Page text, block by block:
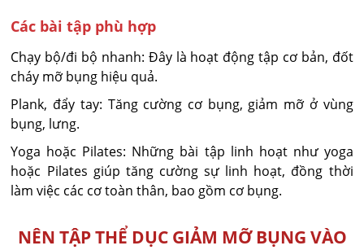
Các bài tập phù hợp
Chạy bộ/đi bộ nhanh: Đây là hoạt động tập cơ bản, đốt
cháy mỡ bụng hiệu quả.
Plank, đẩy tay: Tăng cường cơ bụng, giảm mỡ ở vùng
bụng, lưng.
Yoga hoặc Pilates: Những bài tập linh hoạt như yoga
hoặc Pilates giúp tăng cường sự linh hoạt, đồng thời
làm việc các cơ toàn thân, bao gồm cơ bụng.
NÊN TẬP THỂ DỤC GIẢM MỠ BỤNG VÀO